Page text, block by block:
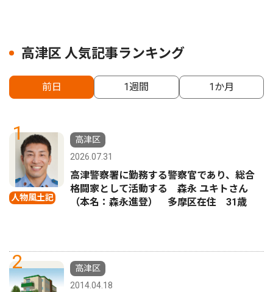
高津区 人気記事ランキング
前日 1週間 1か月
1
人物風土記
高津区
2026.07.31
高津警察署に勤務する警察官であり、総合
格闘家として活動する 森永 ユキトさん
（本名：森永進登） 多摩区在住 31歳
2
高津区
2014.04.18